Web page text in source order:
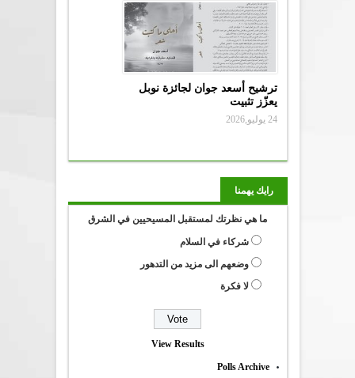
ترشيح أسعد جوان لجائزة نوبل
يعزّز تثبيت
24 يوليو,2026
رايك يهمنا
ما هي نظرتك لمستقبل المسيحيين في الشرق
شركاء في السلام
وضعهم الى مزيد من التدهور
لا فكرة
View Results
Polls Archive